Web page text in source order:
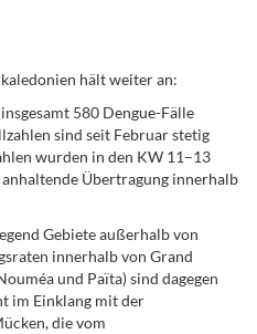
hält weiter an:
580 Dengue-Fälle
sind seit Februar stetig
wurden in den KW 11–13
Übertragung innerhalb
Gebiete außerhalb von
innerhalb von Grand
und Païta) sind dagegen
im Einklang mit der
die vom